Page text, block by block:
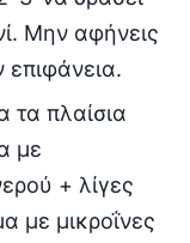
Μην αφήνεις
τα πλαίσια
με
+ λίγες
με μικροΐνες